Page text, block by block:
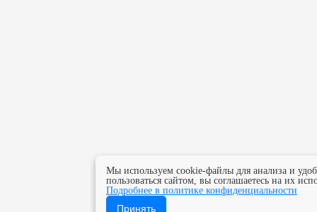
Мы используем cookie-файлы для анализа и
пользоваться сайтом, вы соглашаетесь на их
Подробнее в политике конфиденциальности
Принять